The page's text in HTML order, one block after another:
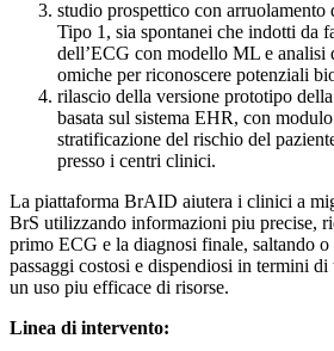
studio prospettico con
Tipo 1, sia spontanei che indotti da
dell’ECG con modello ML e analisi
omiche per riconoscere potenziali
rilascio della versione prototipo
basata sul sistema EHR, con
stratificazione del rischio del
presso i centri clinici.
La piattaforma BrAID aiutera i clinici a
BrS utilizzando informazioni piu precise,
primo ECG e la diagnosi finale, saltando o
passaggi costosi e dispendiosi in termini
un uso piu efficace di risorse.
Linea di intervento: